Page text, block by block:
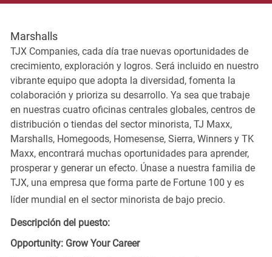
Marshalls
TJX Companies, cada día trae nuevas oportunidades de
crecimiento, exploración y logros. Será incluido en nuestro
vibrante equipo que adopta la diversidad, fomenta la
colaboración y prioriza su desarrollo. Ya sea que trabaje
en nuestras cuatro oficinas centrales globales, centros de
distribución o tiendas del sector minorista, TJ Maxx,
Marshalls, Homegoods, Homesense, Sierra, Winners y TK
Maxx, encontrará muchas oportunidades para aprender,
prosperar y generar un efecto. Únase a nuestra familia de
TJX, una empresa que forma parte de Fortune 100 y es
líder mundial en el sector minorista de bajo precio.
Descripción del puesto:
Opportunity: Grow Your Career